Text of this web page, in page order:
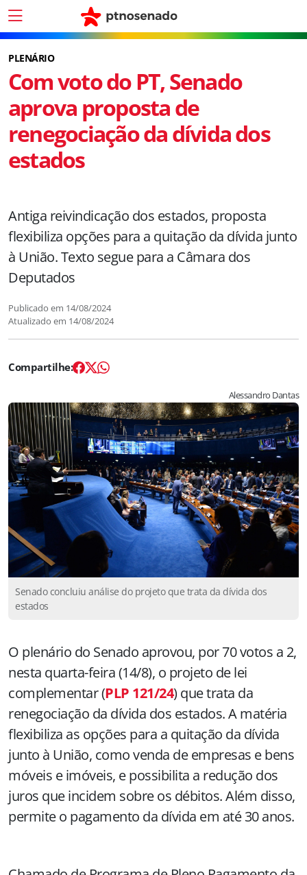
PLENÁRIO
Com voto do PT, Senado
aprova proposta de
renegociação da dívida dos
estados
Antiga reivindicação dos estados, proposta
flexibiliza opções para a quitação da dívida junto
à União. Texto segue para a Câmara dos
Deputados
Publicado em 14/08/2024
Atualizado em 14/08/2024
Alessandro Dantas
Senado concluiu análise do projeto que trata da dívida dos
estados
O plenário do Senado aprovou, por 70 votos a 2,
nesta quarta-feira (14/8), o projeto de lei
complementar (PLP 121/24) que trata da
renegociação da dívida dos estados. A matéria
flexibiliza as opções para a quitação da dívida
junto à União, como venda de empresas e bens
móveis e imóveis, e possibilita a redução dos
juros que incidem sobre os débitos. Além disso,
permite o pagamento da dívida em até 30 anos.